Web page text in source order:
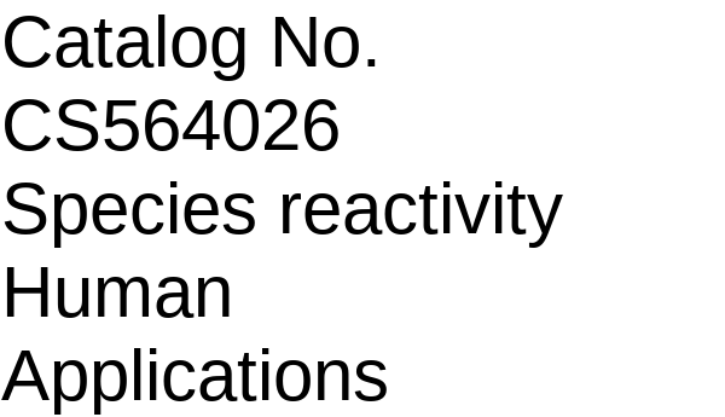
Catalog No.
CS564026
Species reactivity
Human
Applications